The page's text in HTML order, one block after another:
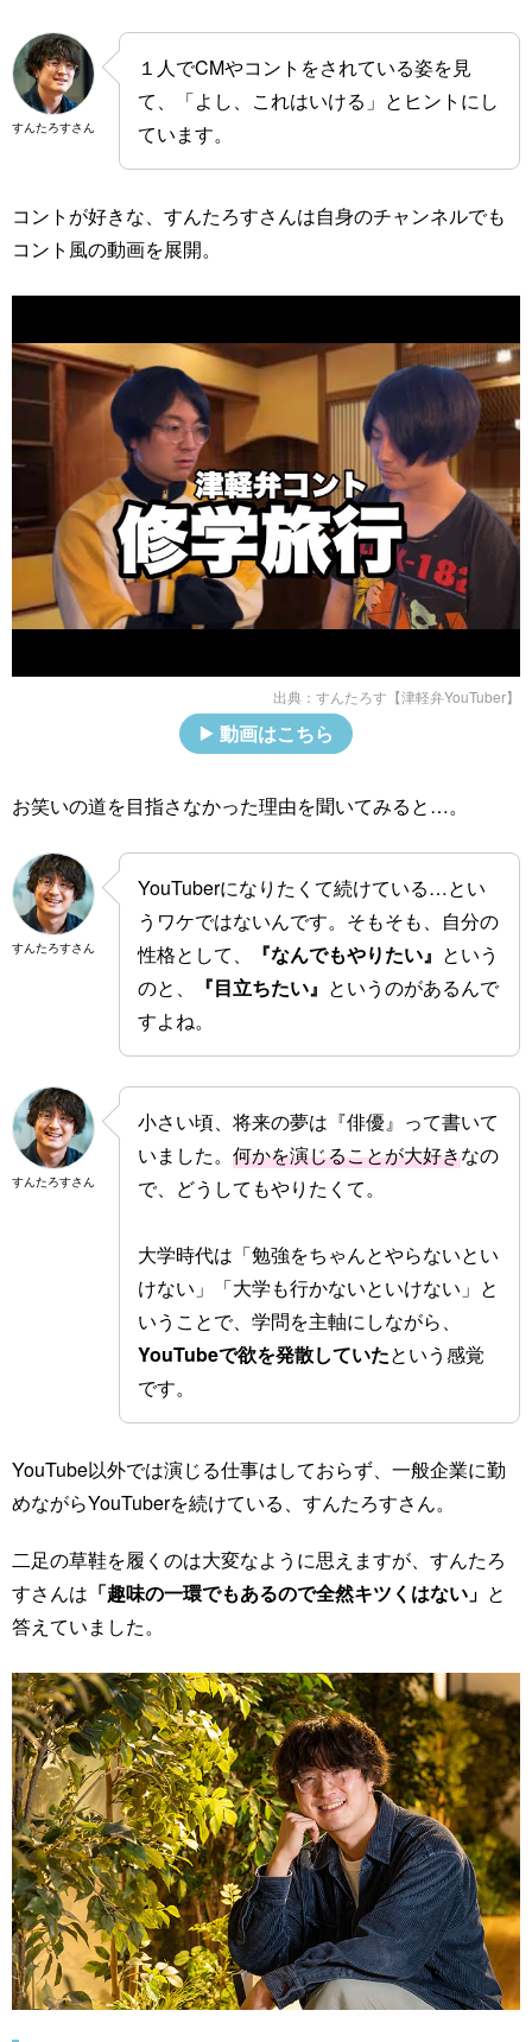
すんたろすさん
１人でCMやコントをされている姿を見
て、「よし、これはいける」とヒントにし
ています。
コントが好きな、すんたろすさんは自身のチャンネルでも
コント風の動画を展開。
出典： すんたろす【津軽弁YouTuber】
動画はこちら
お笑いの道を目指さなかった理由を聞いてみると…。
すんたろすさん
YouTuberになりたくて続けている…とい
うワケではないんです。そもそも、自分の
性格として、
『なんでもやりたい』 という
のと、
『目立ちたい』 というのがあるんで
すよね。
すんたろすさん
小さい頃、将来の夢は『俳優』って書いて
いました。 何かを演じることが大好きなの
で、どうしてもやりたくて。
大学時代は「勉強をちゃんとやらないとい
けない」「大学も行かないといけない」と
いうことで、学問を主軸にしながら、
YouTubeで欲を発散していたという感覚
です。
YouTube以外では演じる仕事はしておらず、一般企業に勤
めながらYouTuberを続けている、すんたろすさん。
二足の草鞋を履くのは大変なように思えますが、すんたろ
すさんは 「趣味の一環でもあるので全然キツくはない」 と
答えていました。